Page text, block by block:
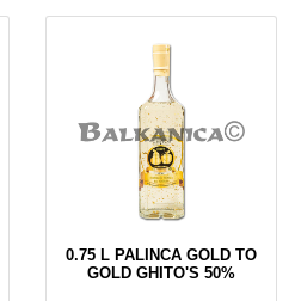
0.75 L PALINCA GOLD TO
GOLD GHITO'S 50%